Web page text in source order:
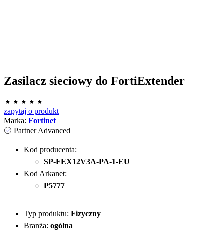
Zasilacz sieciowy do FortiExtender
zapytaj o produkt
Marka: Fortinet
Partner Advanced
Kod producenta:
SP-FEX12V3A-PA-1-EU
Kod Arkanet:
P5777
Typ produktu: Fizyczny
Branża: ogólna